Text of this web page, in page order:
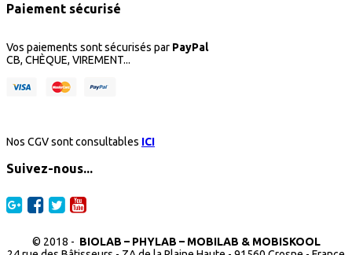
Paiement sécurisé
Vos paiements sont sécurisés par PayPal
CB, CHÈQUE, VIREMENT...
Nos CGV sont consultables ICI
Suivez-nous...
© 2018 - BIOLAB – PHYLAB – MOBILAB & MOBISKOOL